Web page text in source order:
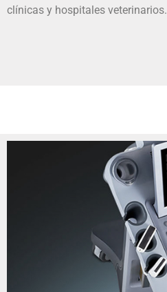
clínicas y hospitales veterinarios.